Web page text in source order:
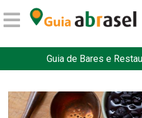
Guia de Bares e